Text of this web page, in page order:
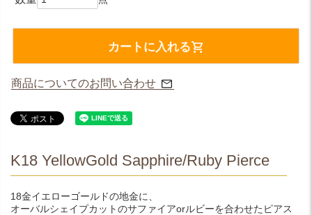
カートに入れる
商品についてのお問い合わせ
K18 YellowGold Sapphire/Ruby Pierce
18金イエローゴールドの地金に、
オーバルシェイプカットのサファイアorルビーを合わせたピアス